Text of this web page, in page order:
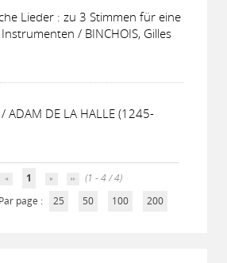
Lieder : zu 3 Stimmen für eine
/ BINCHOIS, Gilles
ADAM DE LA HALLE (1245-
1
(1 - 4 / 4)
Par page :
25 50 100 200